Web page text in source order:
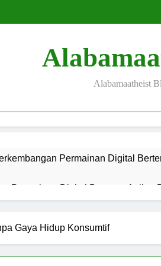
Alabamaatheist
Permainan Digital
Permainan Digital Bertema Anjing
Permainan Bertema Mitologi Mesir
Gaya Hidup Konsumtif